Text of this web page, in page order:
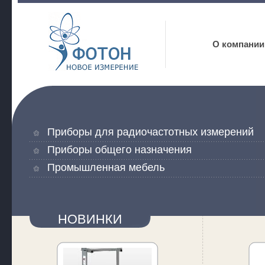
Фотон
О компании
Приборы для радиочастотных измерений
Приборы общего назначения
Промышленная мебель
НОВИНКИ